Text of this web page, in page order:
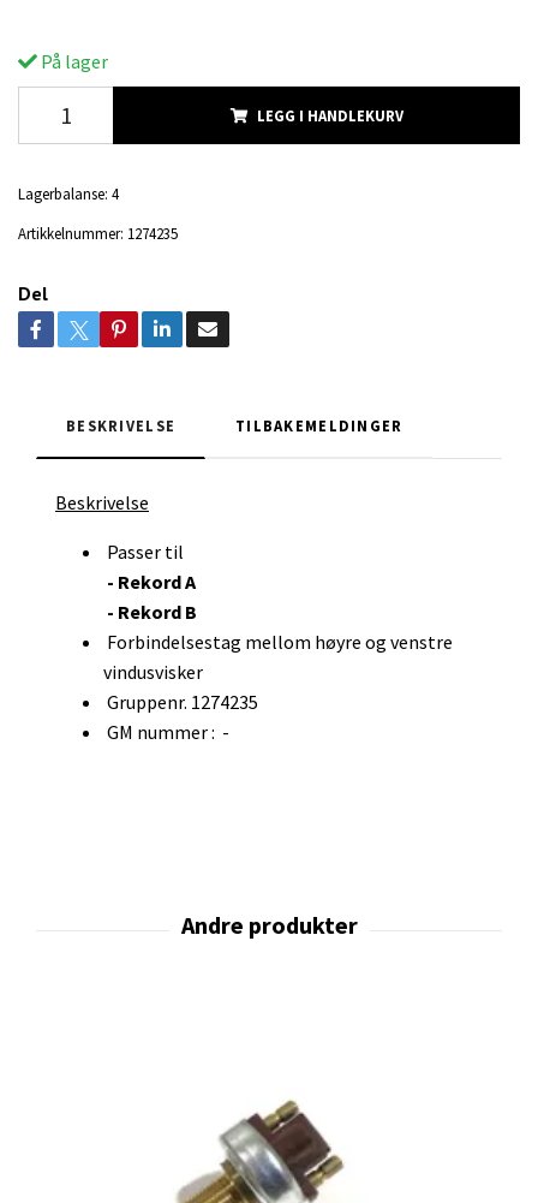
På lager
LEGG I HANDLEKURV
Lagerbalanse: 4
Artikkelnummer: 1274235
Del
BESKRIVELSE TILBAKEMELDINGER
Beskrivelse
Passer til
- Rekord A
- Rekord B
Forbindelsestag mellom høyre og venstre
vindusvisker
Gruppenr. 1274235
GM nummer : -